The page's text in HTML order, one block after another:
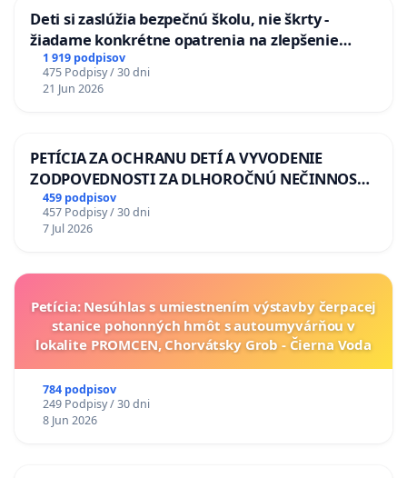
Deti si zaslúžia bezpečnú školu, nie škrty -
žiadame konkrétne opatrenia na zlepšenie
situácie v školstve
1 919 podpisov
475 Podpisy / 30 dni
21 Jun 2026
PETÍCIA ZA OCHRANU DETÍ A VYVODENIE
ZODPOVEDNOSTI ZA DLHOROČNÚ NEČINNOSŤ
A ZLYHANIE ŠTÁTU
459 podpisov
457 Podpisy / 30 dni
7 Jul 2026
Petícia: Nesúhlas s umiestnením výstavby čerpacej
stanice pohonných hmôt s autoumyvárňou v
lokalite PROMCEN, Chorvátsky Grob - Čierna Voda
784 podpisov
249 Podpisy / 30 dni
8 Jun 2026